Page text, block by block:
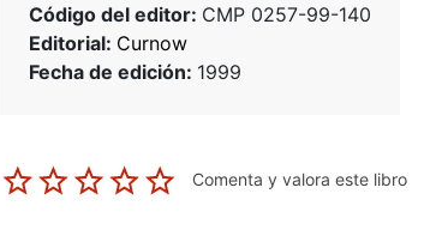
Código del editor: CMP 0257-99-140
Editorial: Curnow
Fecha de edición: 1999
Comenta y valora este libro